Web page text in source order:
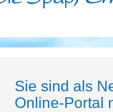
Sie sind als
Online-Portal